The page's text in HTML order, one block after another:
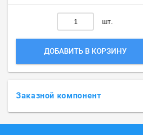
шт.
ДОБАВИТЬ В КОРЗИНУ
Заказной компонент